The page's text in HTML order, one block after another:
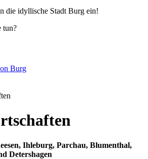
die idyllische Stadt Burg ein!
tun?
Burg
Ihleburg, Parchau, Blumenthal,
Detershagen